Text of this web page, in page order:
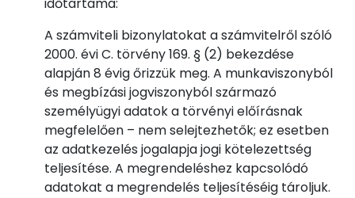
időtartama:
A számviteli bizonylatokat a számvitelről szóló
2000. évi C. törvény 169. § (2) bekezdése
alapján 8 évig őrizzük meg. A munkaviszonyból
és megbízási jogviszonyból származó
személyügyi adatok a törvényi előírásnak
megfelelően – nem selejtezhetők; ez esetben
az adatkezelés jogalapja jogi kötelezettség
teljesítése. A megrendeléshez kapcsolódó
adatokat a megrendelés teljesítéséig tároljuk.